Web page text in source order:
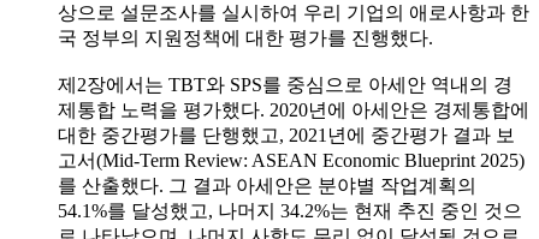
상으로 설문조사를 실시하여 우리 기업의 애로사항과 한
국 정부의 지원정책에 대한 평가를 진행했다.
제2장에서는 TBT와 SPS를 중심으로 아세안 역내의 경
제통합 노력을 평가했다. 2020년에 아세안은 경제통합에
대한 중간평가를 단행했고, 2021년에 중간평가 결과 보
고서(Mid-Term Review: ASEAN Economic Blueprint 2025)
를 산출했다. 그 결과 아세안은 분야별 작업계획의
54.1%를 달성했고, 나머지 34.2%는 현재 추진 중인 것으